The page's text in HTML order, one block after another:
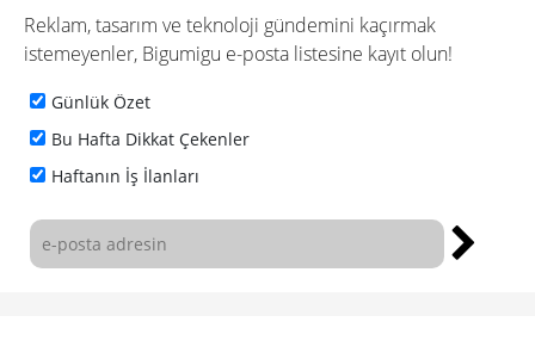
Reklam, tasarım ve teknoloji gündemini kaçırmak
istemeyenler, Bigumigu e-posta listesine kayıt olun!
Günlük Özet
Bu Hafta Dikkat Çekenler
Haftanın İş İlanları